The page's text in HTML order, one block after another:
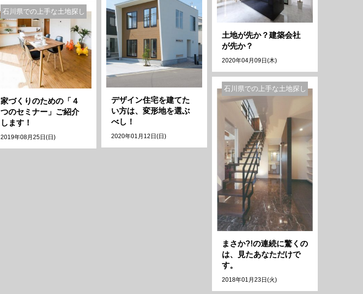
土地が先か？建築会社
が先か？
2020年04月09日(木)
デザイン住宅を建てた
い方は、変形地を選ぶ
べし！
2020年01月12日(日)
石川県での上手な土地探し
家づくりのための「４
つのセミナー」ご紹介
します！
2019年08月25日(日)
石川県での上手な土地探し
まさか?!の連続に驚くの
は、見たあなただけで
す。
2018年01月23日(火)